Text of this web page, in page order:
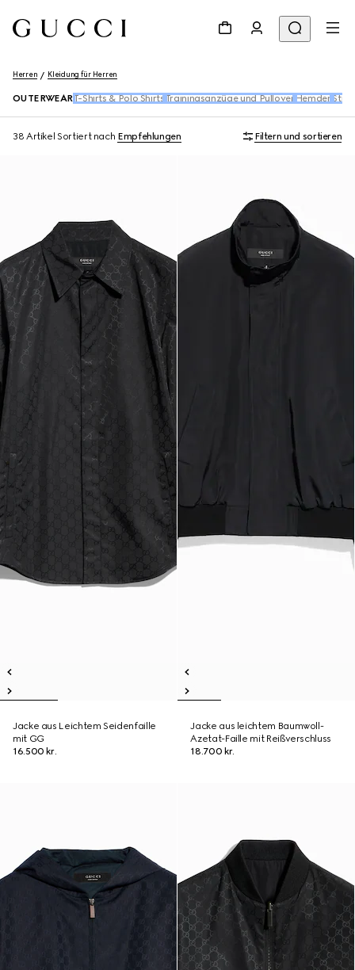
Herren Kleidung für Herren
OUTERWEART-Shirts & Polo Shirts Trainingsanzüge und Pullover Hemden
38 Artikel Sortiert nach Empfehlungen Filtern und sortieren
Jacke aus Leichtem Seidenfaille
mit GG
16.500 kr.
Jacke aus leichtem Baumwoll-
Azetat-Faille mit Reißverschluss
18.700 kr.